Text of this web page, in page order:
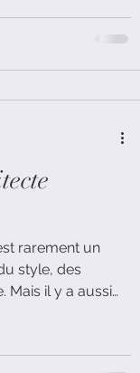
rarement un
style, des
Mais il y a aussi
C’est